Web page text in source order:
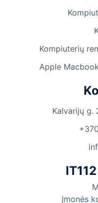
Kompiuterių
Apple
Kalvarijų g.
Įmonės